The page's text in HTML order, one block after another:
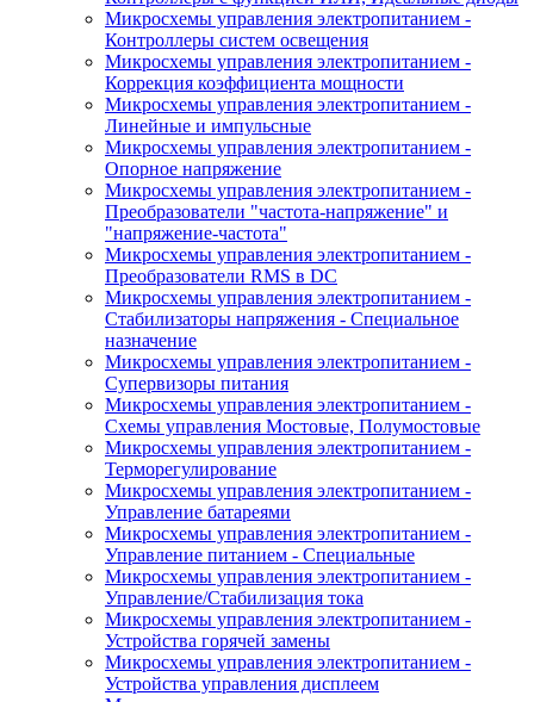
Микросхемы управления электропитанием -
Контроллеры систем освещения
Микросхемы управления электропитанием -
Коррекция коэффициента мощности
Микросхемы управления электропитанием -
Линейные и импульсные
Микросхемы управления электропитанием -
Опорное напряжение
Микросхемы управления электропитанием -
Преобразователи "частота-напряжение" и
"напряжение-частота"
Микросхемы управления электропитанием -
Преобразователи RMS в DC
Микросхемы управления электропитанием -
Стабилизаторы напряжения - Специальное
назначение
Микросхемы управления электропитанием -
Супервизоры питания
Микросхемы управления электропитанием -
Схемы управления Мостовые, Полумостовые
Микросхемы управления электропитанием -
Терморегулирование
Микросхемы управления электропитанием -
Управление батареями
Микросхемы управления электропитанием -
Управление питанием - Специальные
Микросхемы управления электропитанием -
Управление/Стабилизация тока
Микросхемы управления электропитанием -
Устройства горячей замены
Микросхемы управления электропитанием -
Устройства управления дисплеем